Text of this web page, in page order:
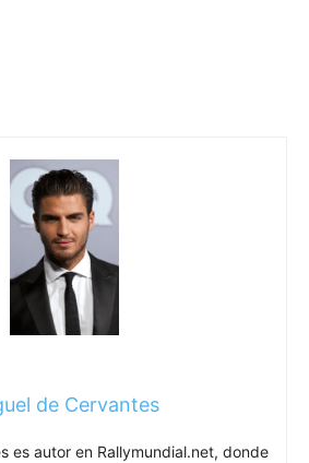
de Cervantes
es autor en Rallymundial.net, donde